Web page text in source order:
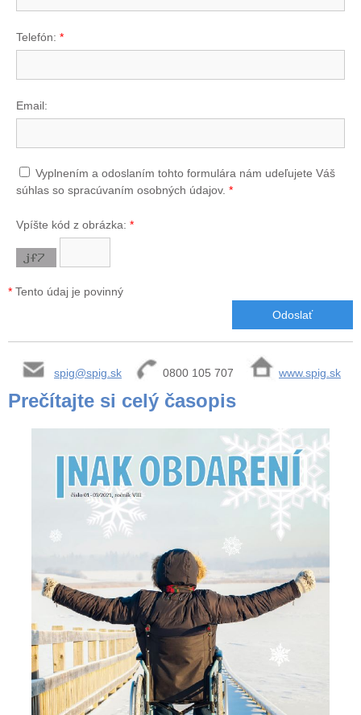
Telefón: *
Email:
Vyplnením a odoslaním tohto formulára nám udeľujete Váš
súhlas so spracúvaním osobných údajov. *
Vpíšte kód z obrázka: *
* Tento údaj je povinný
spig@spig.sk 0800 105 707 www.spig.sk
Prečítajte si celý časopis